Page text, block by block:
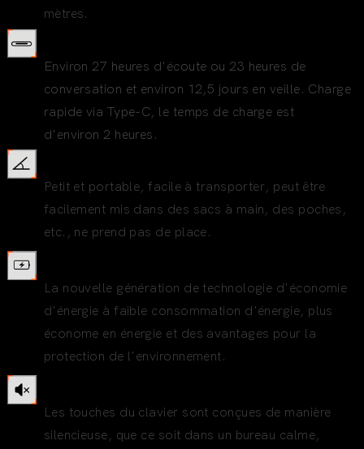
mètres.
Environ 27 heures d'écoute ou 23 heures de
conversation et environ 12,5 jours en veille. Charge
rapide via Type-C, le temps de charge est
d'environ 2 heures.
Petit et portable, facile à transporter, peut être
facilement mis dans des sacs à main, des poches,
etc., ne prend pas de place.
La nouvelle génération de technologie d'économie
d'énergie à faible consommation d'énergie, plus
économe en énergie et des avantages pour la
protection de l'environnement.
Les touches du clavier sont conçues de manière
silencieuse, que ce soit dans un bureau calme,